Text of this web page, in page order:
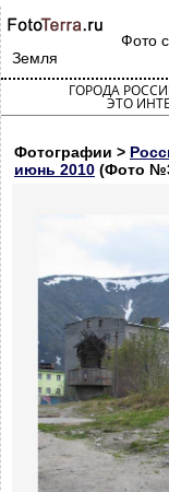
Фото
Земля
ГОРОДА
ЭТО
Фотографии >
июнь 2010 (Фото